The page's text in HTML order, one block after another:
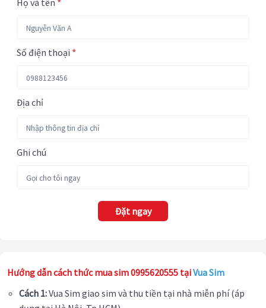
Họ và tên *
Số điện thoại *
Địa chỉ
Ghi chú
Đặt ngay
Hướng dẫn cách thức mua sim 0995620555 tạiVua Sim
Cách 1:Vua Sim giao sim và thu tiền tại nhà miễn phí (áp